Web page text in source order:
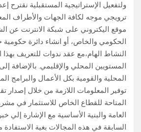
ولتفعيل الإستراتيجية المستقبلية نقترح
ترويجي موجه لكافة الجهات والأطراف
موقع اليكتروني على شبكة الانترنت عن
الحكومي والخاص، أو انشاء دائرة حكومية
النشاط الهام،مع عقد ندوات للتعريف
المستويين المحلي والإقليمي. بالإضافة
المحلية والقومية بكل الأعمال والبرامج
توفير المعلومات اللازمة من خلال إصدار
المتاحة للقطاع الخاص للاستثمار في
العامة والبنية الأساسية مع الإشارة إلي
السابقة في هذه المجالات بغية